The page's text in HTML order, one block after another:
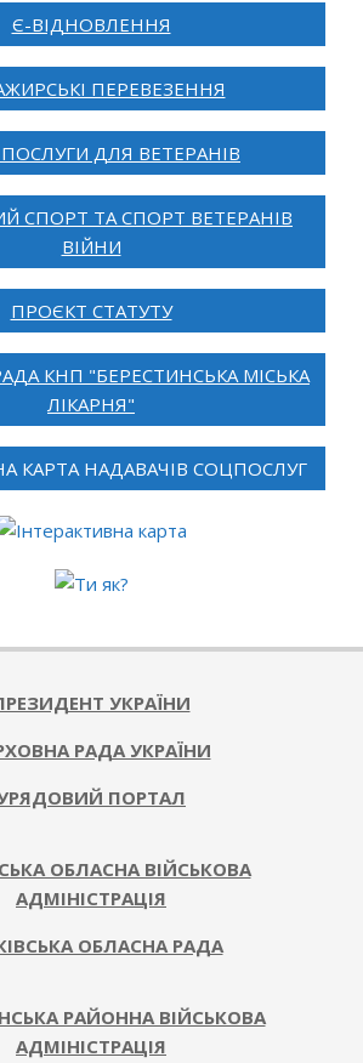
Є-ВІДНОВЛЕННЯ
ПЕРЕВЕЗЕННЯ
ДЛЯ ВЕТЕРАНІВ
СПОРТ ТА СПОРТ ВЕТЕРАНІВ
ВІЙНИ
ПРОЄКТ СТАТУТУ
КНП "БЕРЕСТИНСЬКА МІСЬКА
ЛІКАРНЯ"
КАРТА НАДАВАЧІВ СОЦПОСЛУГ
УКРАЇНИ
РАДА УКРАЇНИ
ПОРТАЛ
ОБЛАСНА ВІЙСЬКОВА
АДМІНІСТРАЦІЯ
ОБЛАСНА РАДА
РАЙОННА ВІЙСЬКОВА
АДМІНІСТРАЦІЯ